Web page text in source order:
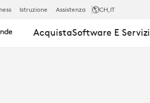
Istruzione Assistenza CH,IT
AcquistaSoftware E Servizi